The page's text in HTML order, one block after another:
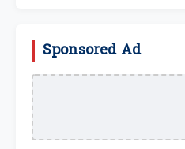
Sponsored Ad